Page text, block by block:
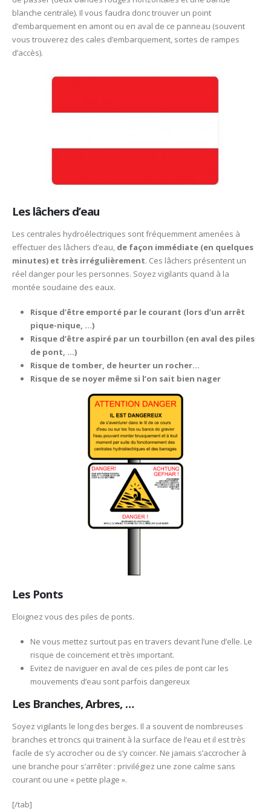
blanche centrale). Il vous faudra donc trouver un point
d’embarquement en amont ou en aval de ce panneau (souvent
vous trouverez des cales d’embarquement, sortes de rampes
d’accès).
Les lâchers d’eau
Les centrales hydroélectriques sont fréquemment amenées à
effectuer des lâchers d’eau, de façon immédiate (en quelques
minutes) et très irrégulièrement. Ces lâchers présentent un
réel danger pour les personnes. Soyez vigilants quand à la
montée soudaine des eaux.
Risque d’être emporté par le courant (lors d’un arrêt
pique-nique, …)
Risque d’être aspiré par un tourbillon (en aval des piles
de pont, …)
Risque de tomber, de heurter un rocher…
Risque de se noyer même si l’on sait bien nager
Les Ponts
Eloignez vous des piles de ponts.
Ne vous mettez surtout pas en travers devant l’une d’elle. Le
risque de coincement et très important.
Evitez de naviguer en aval de ces piles de pont car les
mouvements d’eau sont parfois dangereux
Les Branches, Arbres, …
Soyez vigilants le long des berges. Il a souvent de nombreuses
branches et troncs qui trainent à la surface de l’eau et il est très
facile de s’y accrocher ou de s’y coincer. Ne jamais s’accrocher à
une branche pour s’arrêter : privilégiez une zone calme sans
courant ou une « petite plage ».
[/tab]